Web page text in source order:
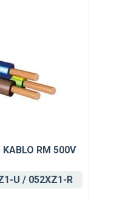
RM 500V
U / 052XZ1-R